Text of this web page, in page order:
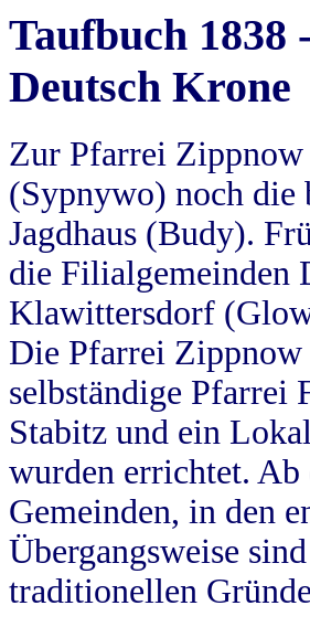
Taufbuch
Deutsch Krone
Zur Pfarrei
(Sypnywo) noch die
Jagdhaus (Budy).
die Filialgemeinden
Klawittersdorf
Die Pfarrei Zippnow
selbständige
Stabitz und ein
wurden errichtet. Ab
Gemeinden, in den
Übergangsweise
traditionellen